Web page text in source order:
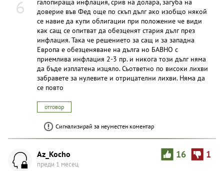
6
доверие във Фед още по скъп дълг ако изобщо някой
се навие да купи облигации при положение че види
как сащ се опитват да обезценят стария дълг през
инфлация. Така че решението за сащ и за западна
Европа е обезценяване на дълга но БАВНО с
приемлива инфлация 2-3 пр. и никога този дълг няма
да бъде изплатена изцяло. Съответно по високи лихви
забравете за нулевите и отрицателни лихви. Няма да
се повто
отговор
Сигнализирай за неуместен коментар
16 1
Az_Kocho
преди 1 месец